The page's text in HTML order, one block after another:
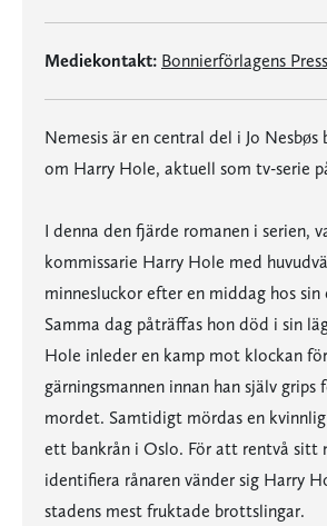
Mediekontakt: Bonnierförlagens Press
Nemesis är en central del i Jo Nesbøs
om Harry Hole, aktuell som tv-serie
I denna den fjärde romanen i serien,
kommissarie Harry Hole med
minnesluckor efter en middag hos sin
Samma dag påträffas hon död i sin
Hole inleder en kamp mot klockan
gärningsmannen innan han själv grips
mordet. Samtidigt mördas en
ett bankrån i Oslo. För att rentvå sitt
identifiera rånaren vänder sig Harry
stadens mest fruktade brottslingar.